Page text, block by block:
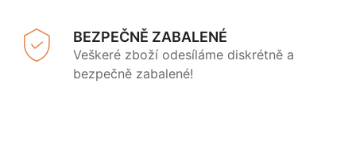
BEZPEČNĚ ZABALENÉ
Veškeré zboží odesíláme diskrétně a
bezpečně zabalené!